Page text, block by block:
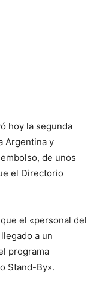
hoy la segunda
Argentina y
de unos
el Directorio
el «personal del
a un
programa
Stand-By».